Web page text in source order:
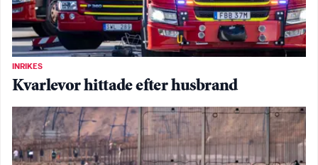
INRIKES
Kvarlevor hittade efter husbrand